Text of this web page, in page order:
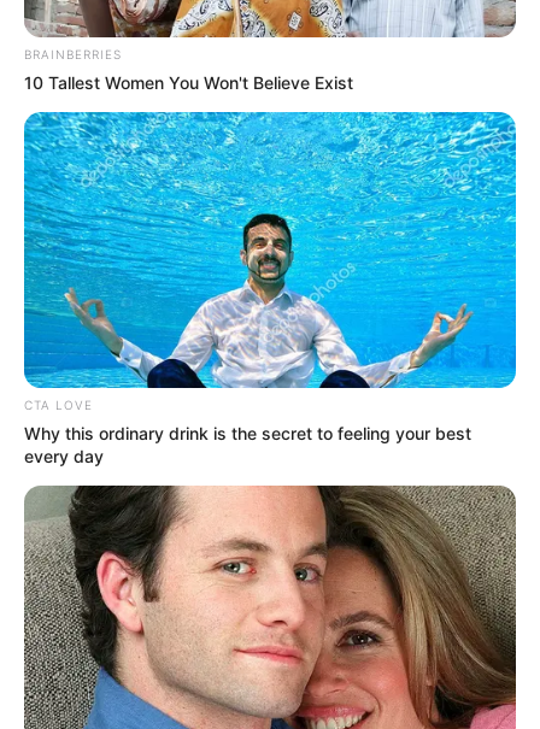
Acaban de
encontrar una
Mujer MU3TA en
plena via publica y
lo peor es que…
Ver más
BRAINBERRIES
10 Tallest Women You Won't Believe Exist
CTA LOVE
Why this ordinary drink is the secret to feeling your best
every day